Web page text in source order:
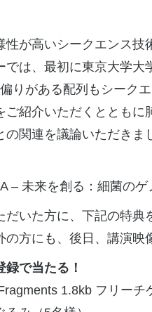
性が高いシークエンス
では、最初に東京大学
りがある配列もシーク
ご紹介いただくととも
関連を議論いただきま
‒ 未来を創る：細菌の
だいた方に、下記の特
の方にも、後日、講演映
録で当たる！
1.8kb フリーチ